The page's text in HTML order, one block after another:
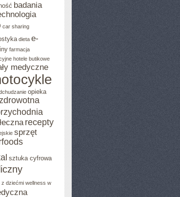
badania
car sharing
dieta e-
farmacja
hotele butikowe
medyczne
opieka
recepty
sprzęt
sztuka cyfrowa
z dziećmi wellness w